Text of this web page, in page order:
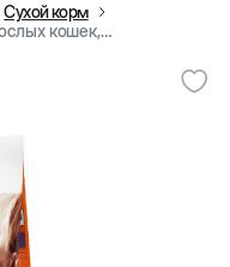
Сухой корм
Club 4 Paws 4 в 1 Сухой корм, для взрослых кошек, живущих дома (кг)